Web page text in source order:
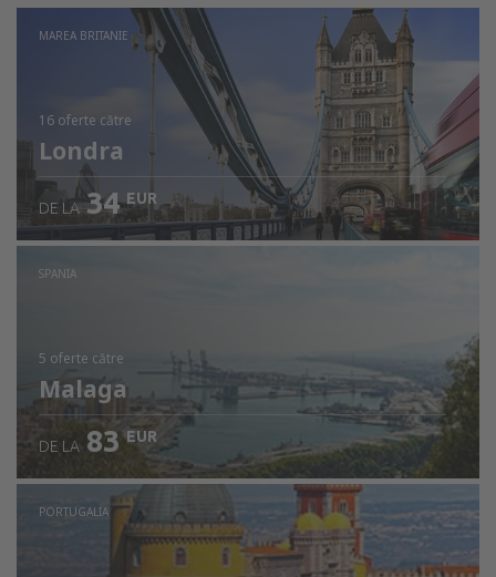
MAREA BRITANIE
16 oferte către
Londra
DE LA 34 EUR
SPANIA
5 oferte către
Malaga
DE LA 83 EUR
PORTUGALIA